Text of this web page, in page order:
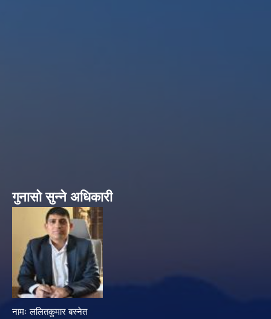
गुनासो सुन्ने अधिकारी
नामः ललितकुमार बस्नेत